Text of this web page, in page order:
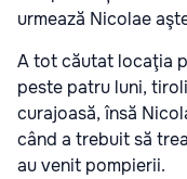
urmează Nicolae
A tot căutat locaţia
peste patru luni,
curajoasă, însă
când a trebuit să
au venit pompierii.